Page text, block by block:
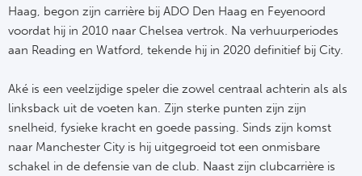
Haag, begon zijn carrière bij ADO Den Haag en Feyenoord
voordat hij in 2010 naar Chelsea vertrok. Na verhuurperiodes
aan Reading en Watford, tekende hij in 2020 definitief bij City.
Aké is een veelzijdige speler die zowel centraal achterin als als
linksback uit de voeten kan. Zijn sterke punten zijn zijn
snelheid, fysieke kracht en goede passing. Sinds zijn komst
naar Manchester City is hij uitgegroeid tot een onmisbare
schakel in de defensie van de club. Naast zijn clubcarrière is